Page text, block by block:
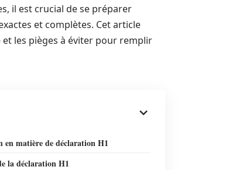
il est crucial de se préparer
et complètes. Cet article
les pièges à éviter pour remplir
en matière de déclaration H1
la déclaration H1